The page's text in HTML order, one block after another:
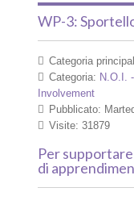
WP-3:
Categoria
Categoria: N.O.I.
Involvement
Pubblicato:
Visite: 31879
Per
di